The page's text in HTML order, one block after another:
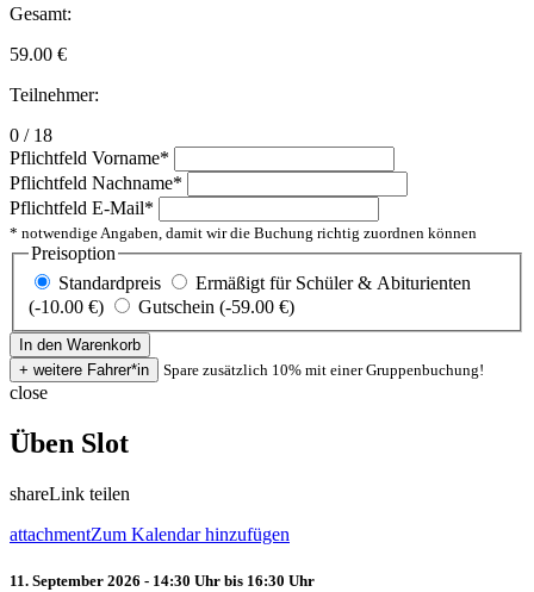
Gesamt:
59.00 €
Teilnehmer:
0 / 18
Pflichtfeld Vorname*
Pflichtfeld Nachname*
Pflichtfeld E-Mail*
* notwendige Angaben, damit wir die Buchung richtig zuordnen können
Preisoption
Standardpreis
Ermäßigt für Schüler & Abiturienten
(-10.00 €)
Gutschein (-59.00 €)
Spare zusätzlich 10% mit einer Gruppenbuchung!
close
Üben Slot
shareLink teilen
attachmentZum Kalendar hinzufügen
11. September 2026 - 14:30 Uhr bis 16:30 Uhr